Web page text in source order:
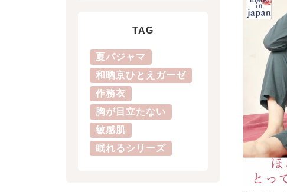
TAG
夏パジャマ
和晒京ひとえガーゼ
作務衣
胸が目立たない
敏感肌
眠れるシリーズ